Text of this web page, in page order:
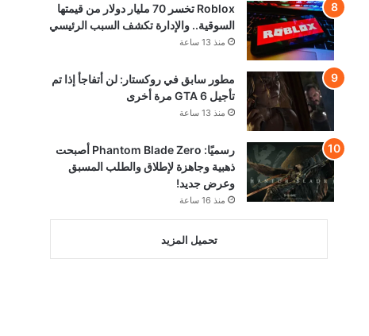
Roblox تخسر 70 مليار دولار من قيمتها
السوقية.. والإدارة تكشف السبب الرئيسي
منذ 13 ساعة
مطور سابق في روكستار: لن أتفاجأ إذا تم
تأجيل GTA 6 مرة أخرى
منذ 13 ساعة
رسميًا: Phantom Blade Zero أصبحت
ذهبية وجاهزة لإطلاق والطلب المسبق
وعرض جديد!
منذ 16 ساعة
تحميل المزيد